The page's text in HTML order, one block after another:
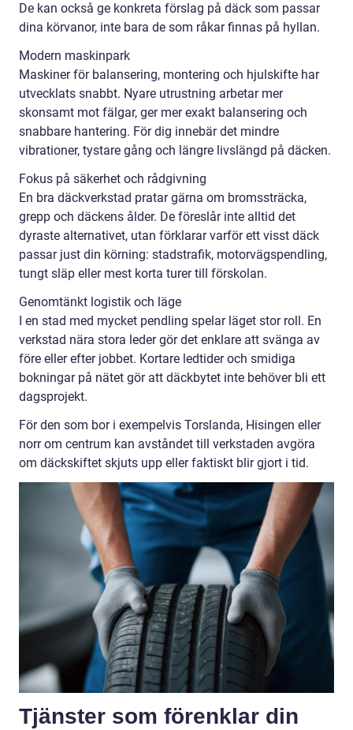
De kan också ge konkreta förslag på däck som passar
dina körvanor, inte bara de som råkar finnas på hyllan.
Modern maskinpark
Maskiner för balansering, montering och hjulskifte har
utvecklats snabbt. Nyare utrustning arbetar mer
skonsamt mot fälgar, ger mer exakt balansering och
snabbare hantering. För dig innebär det mindre
vibrationer, tystare gång och längre livslängd på däcken.
Fokus på säkerhet och rådgivning
En bra däckverkstad pratar gärna om bromssträcka,
grepp och däckens ålder. De föreslår inte alltid det
dyraste alternativet, utan förklarar varför ett visst däck
passar just din körning: stadstrafik, motorvägspendling,
tungt släp eller mest korta turer till förskolan.
Genomtänkt logistik och läge
I en stad med mycket pendling spelar läget stor roll. En
verkstad nära stora leder gör det enklare att svänga av
före eller efter jobbet. Kortare ledtider och smidiga
bokningar på nätet gör att däckbytet inte behöver bli ett
dagsprojekt.
För den som bor i exempelvis Torslanda, Hisingen eller
norr om centrum kan avståndet till verkstaden avgöra
om däckskiftet skjuts upp eller faktiskt blir gjort i tid.
Tjänster som förenklar din